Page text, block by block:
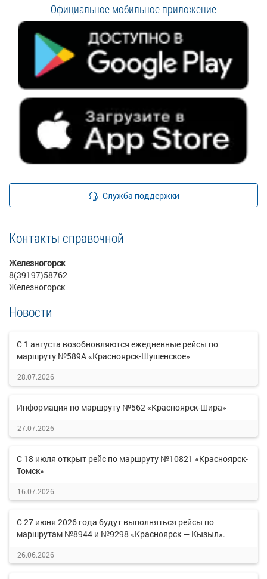
Официальное мобильное приложение
Служба поддержки
Контакты справочной
Железногорск
8(39197)58762
Железногорск
Новости
С 1 августа возобновляются ежедневные рейсы по
маршруту №589А «Красноярск-Шушенское»
28.07.2026
Информация по маршруту №562 «Красноярск-Шира»
27.07.2026
С 18 июля открыт рейс по маршруту №10821 «Красноярск-
Томск»
16.07.2026
С 27 июня 2026 года будут выполняться рейсы по
маршрутам №8944 и №9298 «Красноярск — Кызыл».
26.06.2026